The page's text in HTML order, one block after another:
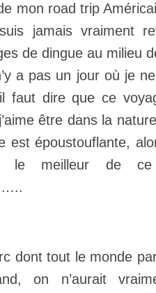
mon road trip
jamais vraiment
de dingue au milieu
a pas un jour où je
faut dire que ce
être dans la
est époustouflante,
le meilleur de
dont tout le monde
on n’aurait